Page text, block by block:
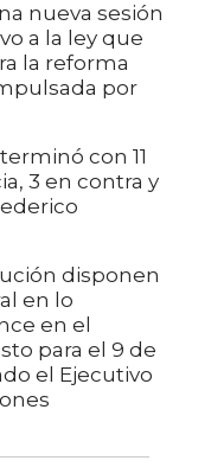
nueva sesión
a la ley que
la reforma
por
con 11
3 en contra y
disponen
en lo
en el
para el 9 de
el Ejecutivo